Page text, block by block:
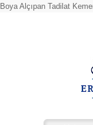
Boya Alçıpan Tadilat